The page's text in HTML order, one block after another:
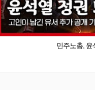
민주노총, 윤